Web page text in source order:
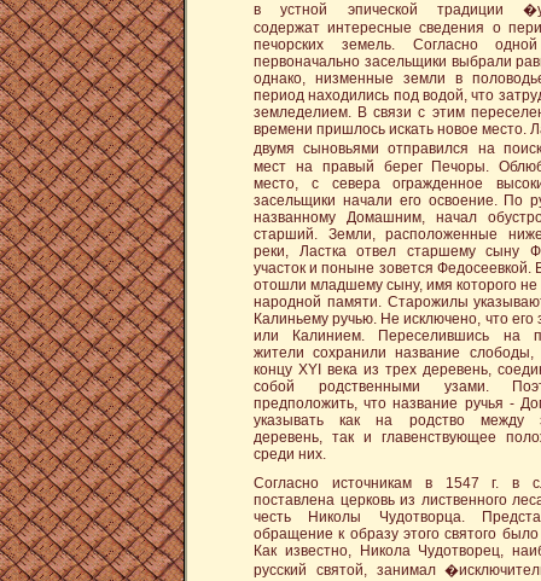
в устной эпической традиции
содержат интересные сведения о
печорских земель. Согласно
первоначально засельщики выбрали
однако, низменные земли в
период находились под водой, что
земледелием. В связи с этим
времени пришлось искать новое место.
двумя сыновьями отправился на
мест на правый берег Печоры.
место, с севера огражденное
засельщики начали его освоение. По
названному Домашним, начал
старший. Земли, расположенные
реки, Ластка отвел старшему сыну
участок и поныне зовется Федосеевкой.
отошли младшему сыну, имя которого не
народной памяти. Старожилы
Калиньему ручью. Не исключено, что его
или Калинием. Переселившись на
жители сохранили название слободы,
концу XYI века из трех деревень,
собой родственными узами.
предположить, что название ручья -
указывать как на родство между
деревень, так и главенствующее
среди них.
Согласно источникам в 1547 г. в
поставлена церковь из лиственного
честь Николы Чудотворца.
обращение к образу этого святого
Как известно, Никола Чудотворец,
русский святой, занимал